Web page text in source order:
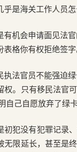
是海关工作人员怎
有机会申请面见法
格你有权拒绝签字
执法官员不能强迫
权。只有移民法官
自己自愿放弃了绿
初犯没有犯罪记录
无限延长，甚至是